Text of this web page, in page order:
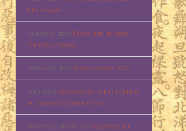
(Hommage)
Laurence dans Prière dite de saint
François d’Assise
Tetevuide dans Bonne année 2022
Jean dansVacances du Lundi 19 juillet
au Samedi 31 juillet inclus
david.reyes4454 dansVacances du